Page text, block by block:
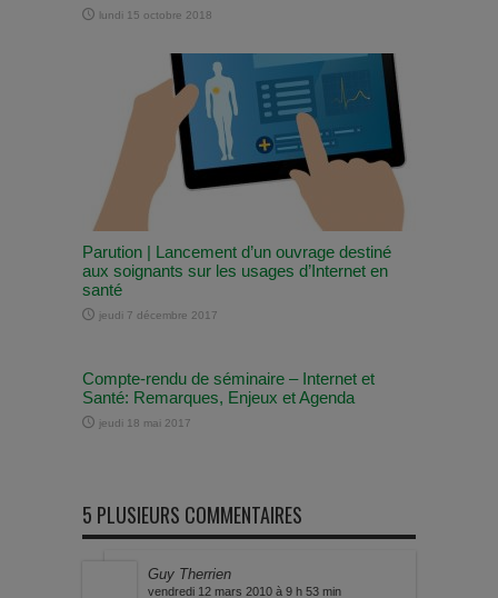
lundi 15 octobre 2018
Parution | Lancement d’un ouvrage destiné
aux soignants sur les usages d’Internet en
santé
jeudi 7 décembre 2017
Compte-rendu de séminaire – Internet et
Santé: Remarques, Enjeux et Agenda
jeudi 18 mai 2017
5 PLUSIEURS COMMENTAIRES
Guy Therrien
vendredi 12 mars 2010 à 9 h 53 min